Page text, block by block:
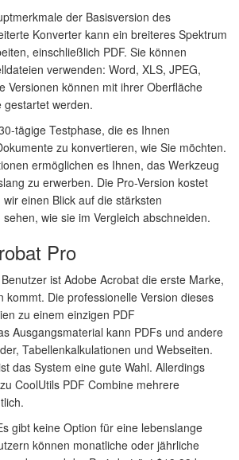
der Basisversion des
Konverter kann ein breiteres Spektrum
einschließlich PDF. Sie können
verwenden: Word, XLS, JPEG,
Versionen können mit ihrer Oberfläche
gestartet werden.
tägige Testphase, die es Ihnen
zu konvertieren, wie Sie möchten.
ermöglichen es Ihnen, das Werkzeug
zu erwerben. Die Pro-Version kostet
einen Blick auf die stärksten
wie sie im Vergleich abschneiden.
Pro
ist Adobe Acrobat die erste Marke,
kommt. Die professionelle Version dieses
zu einem einzigen PDF
Ausgangsmaterial kann PDFs und andere
Tabellenkalkulationen und Webseiten.
das System eine gute Wahl. Allerdings
CoolUtils PDF Combine mehrere
gibt keine Option für eine lebenslange
können monatliche oder jährliche